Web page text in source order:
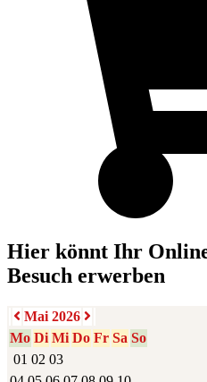
Hier könnt Ihr
Besuch erwerben
Mai 2026
Mo Di Mi Do Fr Sa So
01 02 03